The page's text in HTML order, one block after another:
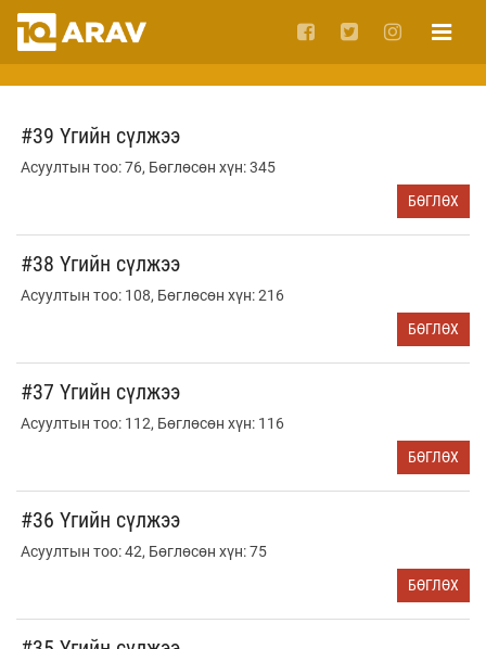
#39 Үгийн сүлжээ
Асуултын тоо: 76, Бөглөсөн хүн: 345
БӨГЛӨХ
#38 Үгийн сүлжээ
Асуултын тоо: 108, Бөглөсөн хүн: 216
БӨГЛӨХ
#37 Үгийн сүлжээ
Асуултын тоо: 112, Бөглөсөн хүн: 116
БӨГЛӨХ
#36 Үгийн сүлжээ
Асуултын тоо: 42, Бөглөсөн хүн: 75
БӨГЛӨХ